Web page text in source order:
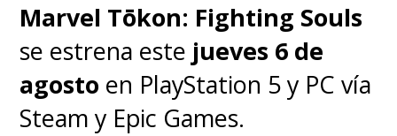
Marvel Tōkon: Fighting Souls
se estrena este jueves 6 de
agosto en PlayStation 5 y PC vía
Steam y Epic Games.